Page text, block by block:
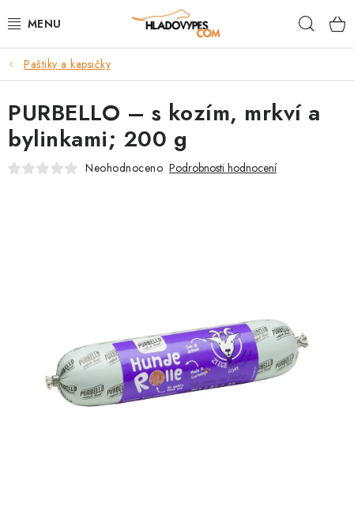
na
POTŘEBY PRO PSY
TAMI PŘEPRAVNÍ BOXY
SPORT SE PSEM
PRODEJNA
Paštiky a kapsičky
PURBELLO – s kozím, mrkví a
bylinkami; 200 g
Neohodnoceno Podrobnosti hodnocení